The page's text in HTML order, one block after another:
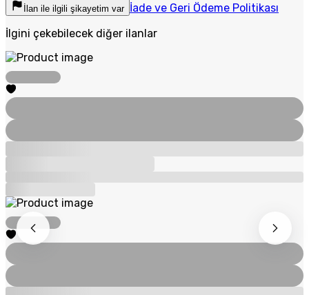
İlan ile ilgili şikayetim var İade ve Geri Ödeme Politikası
İlgini çekebilecek diğer ilanlar